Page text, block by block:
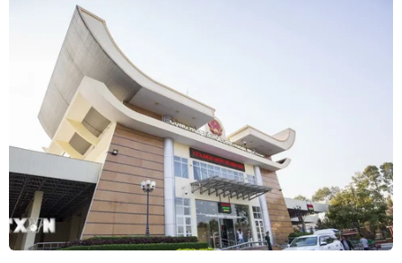
TIN CÙNG CHUYÊN MỤC
Sửa đổi Luật Dầu khí: Phân cấp,